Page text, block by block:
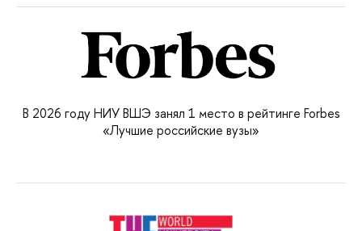
В 2026 году НИУ ВШЭ занял 1 место в рейтинге Forbes
«Лучшие российские вузы»